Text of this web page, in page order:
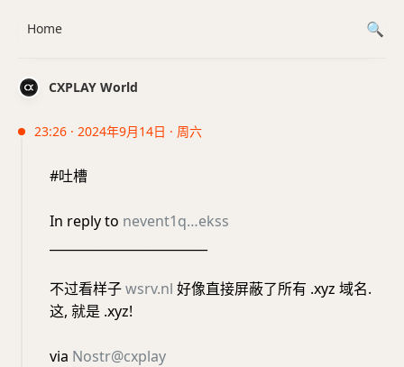
CXPLAY World
23:26 · 2024年9月14日 · 周六
#吐槽
In reply to nevent1q…ekss
不过看样子wsrv.nl 好像直接屏蔽了所有 .xyz 域名.
这, 就是 .xyz!
via Nostr@cxplay
Home